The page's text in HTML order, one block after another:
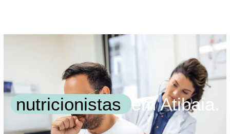
nutricionistas em Atibaia.